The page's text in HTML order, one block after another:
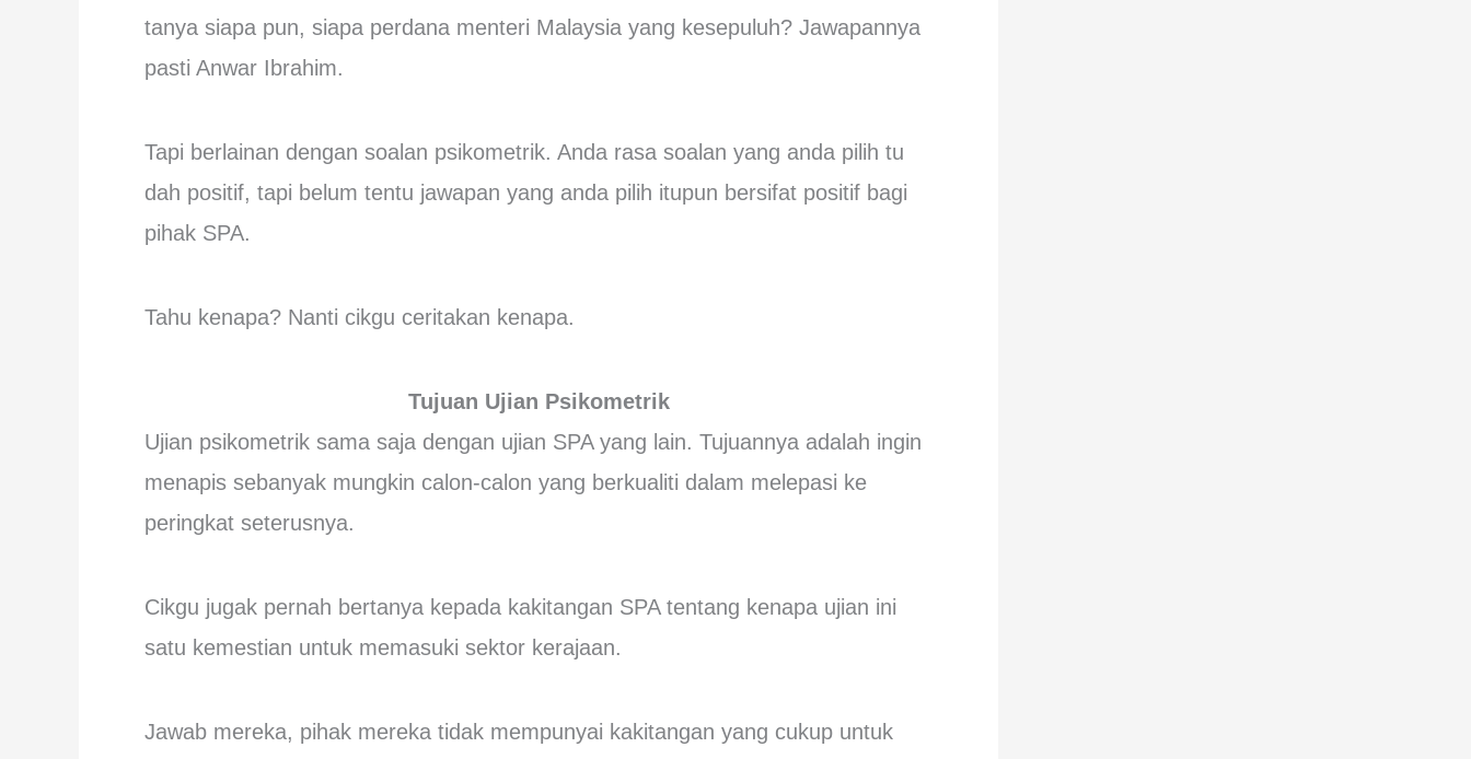
tanya siapa pun, siapa perdana menteri Malaysia yang kesepuluh? Jawapannya
pasti Anwar Ibrahim.
Tapi berlainan dengan soalan psikometrik. Anda rasa soalan yang anda pilih tu
dah positif, tapi belum tentu jawapan yang anda pilih itupun bersifat positif bagi
pihak SPA.
Tahu kenapa? Nanti cikgu ceritakan kenapa.
Tujuan Ujian Psikometrik
Ujian psikometrik sama saja dengan ujian SPA yang lain. Tujuannya adalah ingin
menapis sebanyak mungkin calon-calon yang berkualiti dalam melepasi ke
peringkat seterusnya.
Cikgu jugak pernah bertanya kepada kakitangan SPA tentang kenapa ujian ini
satu kemestian untuk memasuki sektor kerajaan.
Jawab mereka, pihak mereka tidak mempunyai kakitangan yang cukup untuk